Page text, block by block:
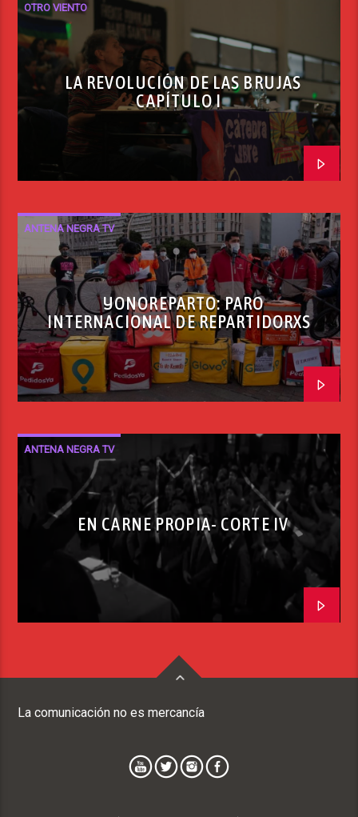
OTRO VIENTO
LA REVOLUCIÓN DE LAS BRUJAS
CAPÍTULO I
ANTENA NEGRA TV
#YONOREPARTO: PARO
INTERNACIONAL DE REPARTIDORXS
ANTENA NEGRA TV
EN CARNE PROPIA- CORTE IV
La comunicación no es mercancía